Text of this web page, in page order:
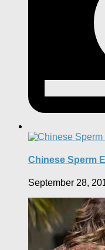
Chinese Sperm
September 28,